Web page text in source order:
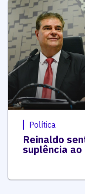
Política
Reinaldo
suplência ao